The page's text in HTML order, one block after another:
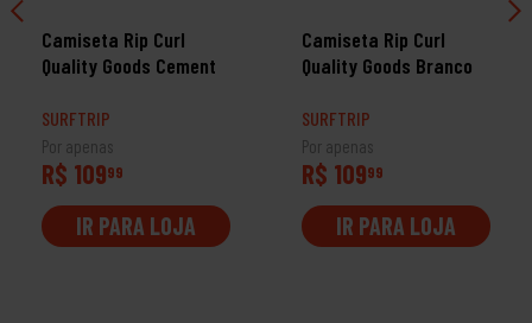
Camiseta Rip Curl
Quality Goods Cement
SURFTRIP
Por apenas
R$ 10999
IR PARA LOJA
Camiseta Rip Curl
Quality Goods Branco
SURFTRIP
Por apenas
R$ 10999
IR PARA LOJA